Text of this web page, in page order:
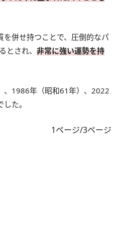
併せ持つことで、圧倒的なパ
とされ、 非常に強い運勢を持
、1986年（昭和61年）、2022
た。
1ページ/3ページ